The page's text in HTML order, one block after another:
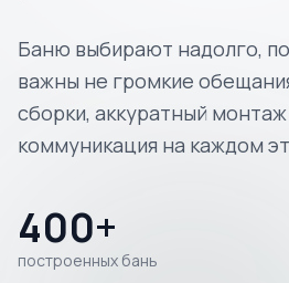
Баню выбирают надолго,
важны не громкие
сборки, аккуратный
коммуникация на каждом
400+
построенных бань